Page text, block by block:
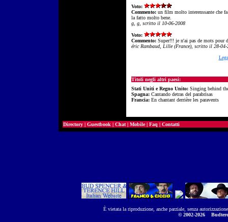
Voto:
Commento: un film molto interenssante che
la fatto molto bene.
g, g, scritto il 10-06-2008
Voto:
Commento: Super!!! je n'ai pas de mots pour
éric Rambaud, Lille (France), scritto il 28-04-
Titoli negli altri paesi:
Stati Uniti e Regno Unito: Singing behind
Spagna: Cantando detras del parabrisas
Francia: En chantant derrière les paravents
Directory | Guestbook | Chat | Mobile| Faq | Contatti
È vietata la riproduzione, anche parziale, senza
© 2002-2026